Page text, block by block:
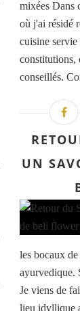
mixées Dans
où j'ai résidé
cuisine servie
constitutions,
conseillés.
UN
les bocaux
ayurvedique.
Je viens de
lieu idyllique